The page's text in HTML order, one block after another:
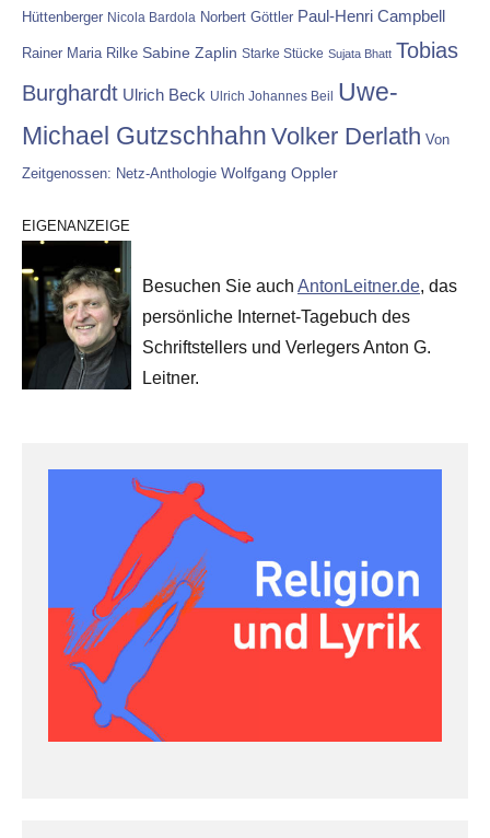
Hüttenberger Nicola Bardola Norbert Göttler Paul-Henri Campbell
Rainer Maria Rilke Sabine Zaplin Starke Stücke Sujata Bhatt Tobias
Burghardt Ulrich Beck Ulrich Johannes Beil Uwe-
Michael Gutzschhahn Volker Derlath Von
Zeitgenossen: Netz-Anthologie Wolfgang Oppler
EIGENANZEIGE
Besuchen Sie auch AntonLeitner.de, das
persönliche Internet-Tagebuch des
Schriftstellers und Verlegers Anton G.
Leitner.